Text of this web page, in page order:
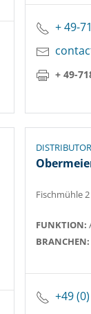
+ 49-
+ 49-
Fischmühle
FUNKTION:
BRANCHEN:
+49